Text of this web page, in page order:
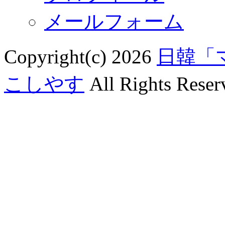
メールフォーム
Copyright(c) 2026 日韓
こしやす All Rights